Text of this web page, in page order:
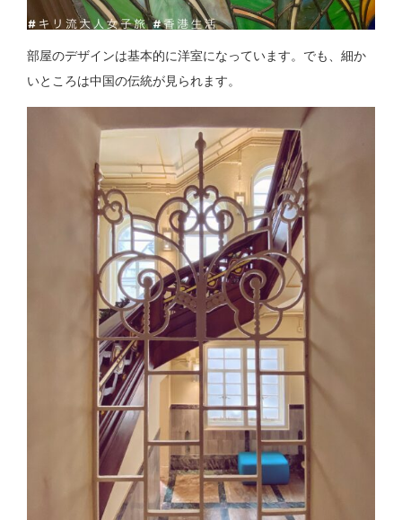
部屋のデザインは基本的に洋室になっています。でも、細か
いところは中国の伝統が見られます。